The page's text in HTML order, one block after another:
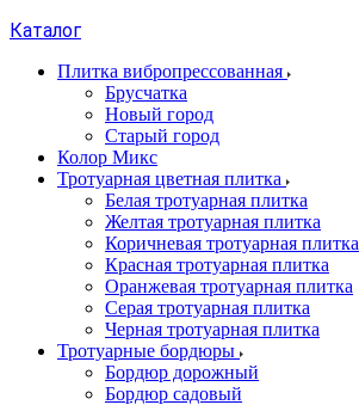
Каталог
Плитка вибропрессованная
Брусчатка
Новый город
Старый город
Колор Микс
Тротуарная цветная плитка
Белая тротуарная плитка
Желтая тротуарная плитка
Коричневая тротуарная плитка
Красная тротуарная плитка
Оранжевая тротуарная плитка
Серая тротуарная плитка
Черная тротуарная плитка
Тротуарные бордюры
Бордюр дорожный
Бордюр садовый